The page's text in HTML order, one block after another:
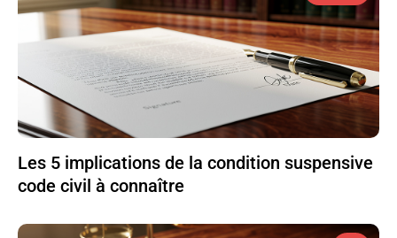
Les 5 implications de la condition suspensive
code civil à connaître